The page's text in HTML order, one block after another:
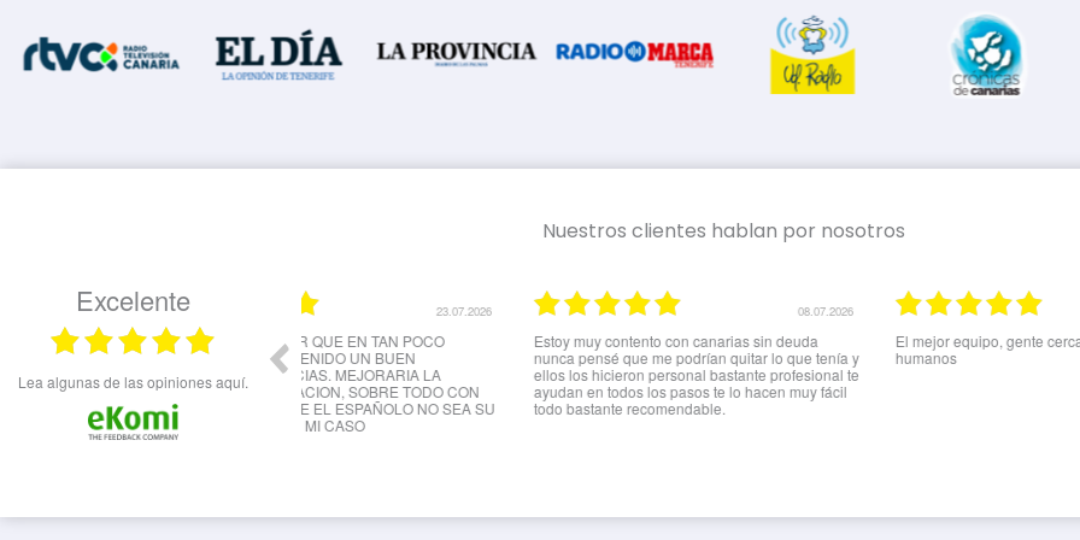
Nuestros clientes hablan por nosotros
Excelente
Lea algunas de las opiniones aquí.
QUE EN TAN POCO
HAYA OBTENIDO UN BUEN
GRACIAS. MEJORARIA LA
SOBRE TODO CON
DONDE EL ESPAÑOLO NO SEA SU
COMO ES MI CASO
08.07.2026
Estoy muy contento con canarias sin deuda
nunca pensé que me podrían quitar lo que tenía y
ellos los hicieron personal bastante profesional te
ayudan en todos los pasos te lo hacen muy fácil
todo bastante recomendable.
02.07.2026
El mejor equipo, gente cercana pero sobre todo
humanos
Muy